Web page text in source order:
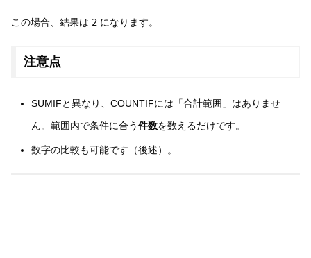
この場合、結果は 2 になります。
注意点
SUMIFと異なり、COUNTIFには「合計範囲」はありませ
ん。範囲内で条件に合う件数を数えるだけです。
数字の比較も可能です（後述）。